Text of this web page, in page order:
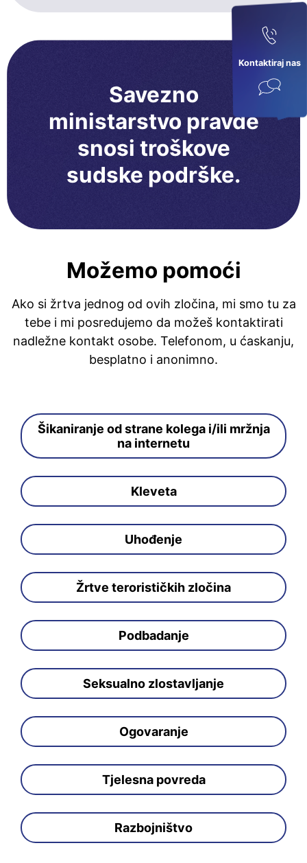
Kontaktiraj nas
Savezno
ministarstvo pravde
snosi troškove
sudske podrške.
Možemo pomoći
Ako si žrtva jednog od ovih zločina, mi smo tu za
tebe i mi posredujemo da možeš kontaktirati
nadležne kontakt osobe. Telefonom, u ćaskanju,
besplatno i anonimno.
Šikaniranje od strane kolega i/ili mržnja
na internetu
Kleveta
Uhođenje
Žrtve terorističkih zločina
Podbadanje
Seksualno zlostavljanje
Ogovaranje
Tjelesna povreda
Razbojništvo